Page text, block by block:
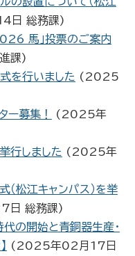
日 総務課)
馬」投票のご案内
課)
を行いました ( 2025
募集！
( 2025年
行しました ( 2025年
松江キャンパス）を挙
日 総務課)
の開始と青銅器生産・
( 2025年02月17日